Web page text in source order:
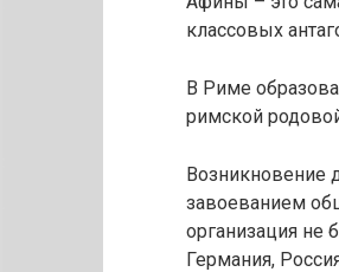
классовых
В Риме
римской
Возникновение
завоеванием
организация не
Германия,